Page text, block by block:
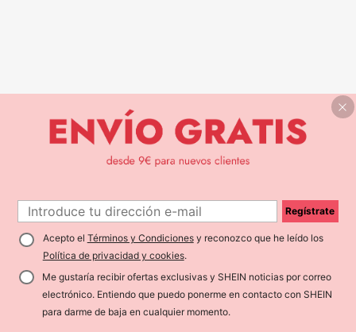
Regístrate
Acepto el Términos y Condicionesy reconozco que he leído los
Política de privacidad y cookies.
Me gustaría recibir ofertas exclusivas y SHEIN noticias por correo
electrónico. Entiendo que puedo ponerme en contacto con SHEIN
para darme de baja en cualquier momento.